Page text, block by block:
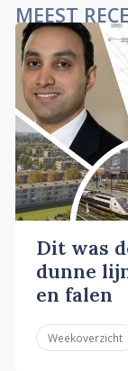
MEEST
Dit was
dunne
en falen
Weekoverzicht